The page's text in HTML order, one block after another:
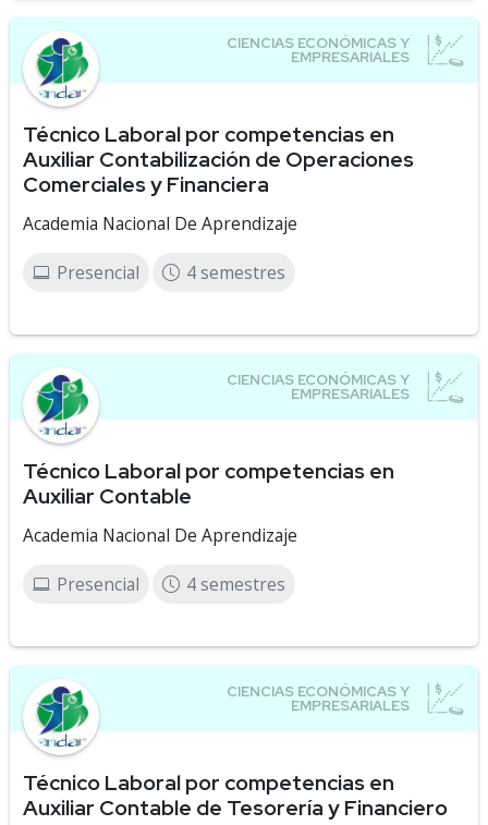
Técnico Laboral por competencias en
Auxiliar Contabilización de Operaciones
Comerciales y Financiera
Academia Nacional De Aprendizaje
Presencial 4 semestres
Técnico Laboral por competencias en
Auxiliar Contable
Academia Nacional De Aprendizaje
Presencial 4 semestres
Técnico Laboral por competencias en
Auxiliar Contable de Tesorería y Financiero